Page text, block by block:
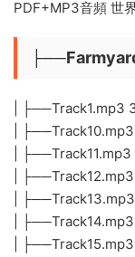
PDF+MP3音頻 世
| ├──Track1.mp3
|
|
|
|
|
|